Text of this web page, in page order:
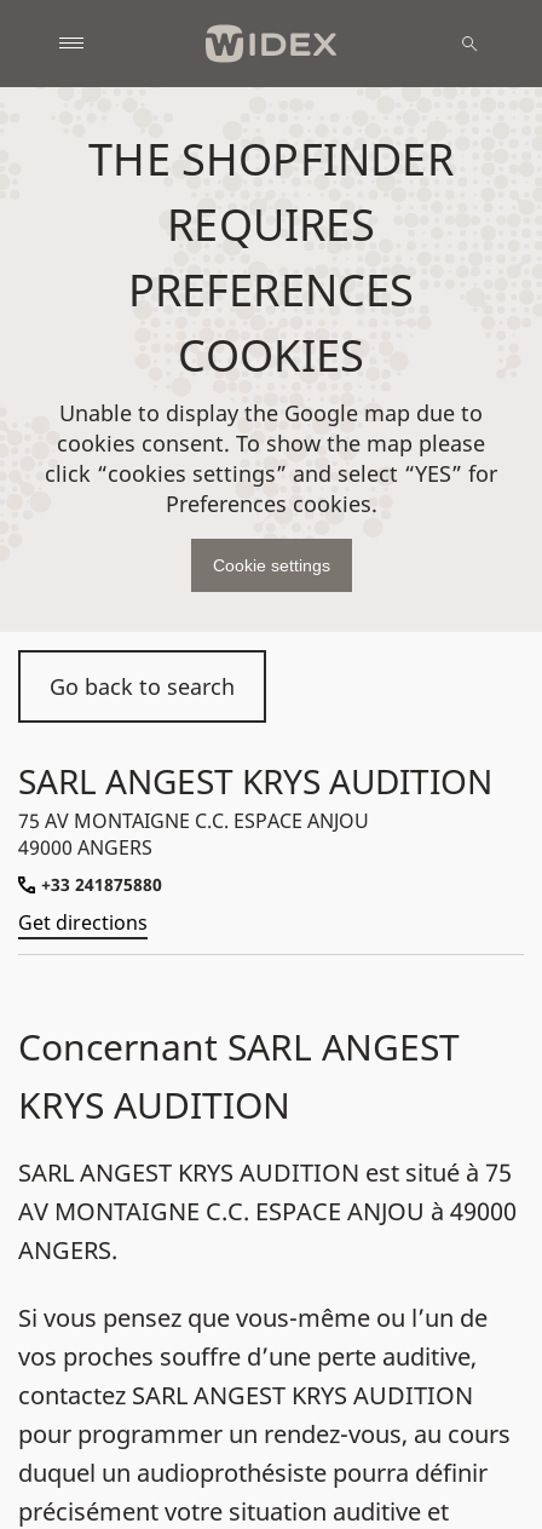
Go back to search
SARL ANGEST KRYS AUDITION
75 AV MONTAIGNE C.C. ESPACE ANJOU
49000 ANGERS
+33 241875880
Get directions
Concernant SARL ANGEST
KRYS AUDITION
SARL ANGEST KRYS AUDITION est situé à 75
AV MONTAIGNE C.C. ESPACE ANJOU à 49000
ANGERS.
Si vous pensez que vous-même ou l’un de
vos proches souffre d’une perte auditive,
contactez SARL ANGEST KRYS AUDITION
pour programmer un rendez-vous, au cours
duquel un audioprothésiste pourra définir
précisément votre situation auditive et
THE SHOPFINDER
REQUIRES
PREFERENCES
COOKIES
Unable to display the Google map due to
cookies consent. To show the map please
click “cookies settings” and select “YES” for
Preferences cookies.
Cookie settings